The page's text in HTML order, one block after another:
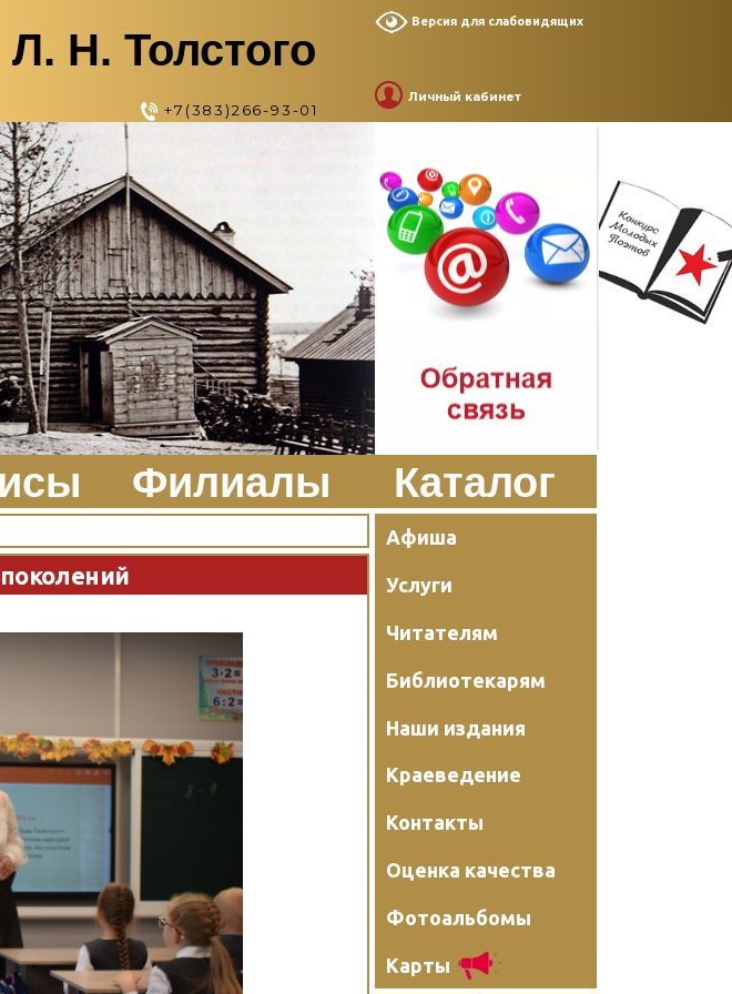
Н. Толстого
+7(383)266-93-01
Версия для слабовидящих
Личный кабинет
Филиалы Каталог
Афиша
Услуги
Читателям
Библиотекарям
Наши издания
Краеведение
Контакты
Оценка качества
Фотоальбомы
Карты